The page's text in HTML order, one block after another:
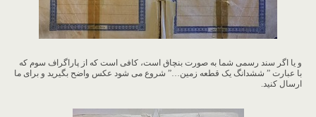
و یا اگر سند رسمی شما به صورت بنچاق است، کافی است که از پاراگراف سوم که
با عبارت ” ششدانگ یک قطعه زمین…” شروع می شود عکس واضح بگیرید و برای ما
ارسال کنید.